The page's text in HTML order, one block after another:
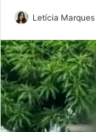
Letícia Marques